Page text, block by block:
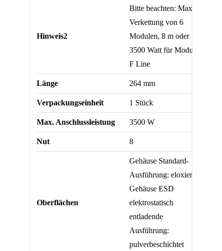
Hinweis2
Bitte beachten: Max.
Verkettung von 6
Modulen, 8 m oder
3500 Watt für Modul
F Line
Länge 264 mm
Verpackungseinheit 1 Stück
Max. Anschlussleistung 3500 W
Nut 8
Oberflächen
Gehäuse Standard-
Ausführung: eloxiert
Gehäuse ESD
elektrostatisch
entladende
Ausführung:
pulverbeschichtet